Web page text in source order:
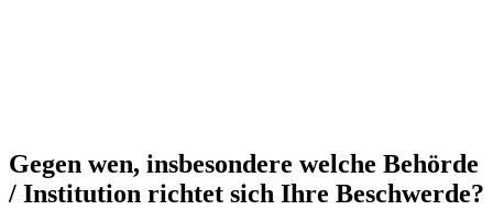
Gegen wen, insbesondere welche Behörde
/ Institution richtet sich Ihre Beschwerde?